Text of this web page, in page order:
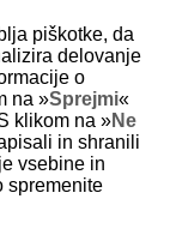
piškotke, da
delovanje
o
na »Sprejmi«
klikom na »Ne
in shranili
vsebine in
spremenite